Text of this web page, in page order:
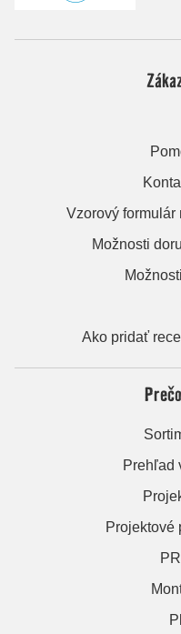
Vzorový
Možnosti
Ako pridať
Prehľad
Projektové